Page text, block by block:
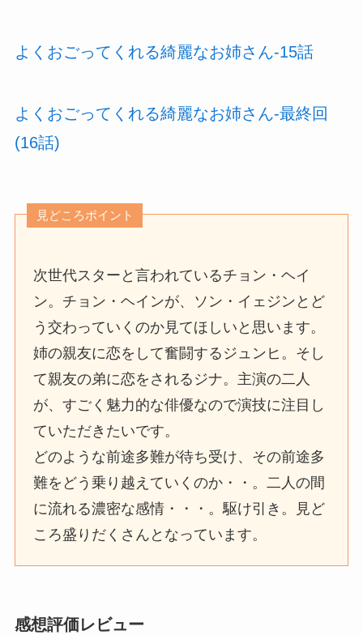
よくおごってくれる綺麗なお姉さん-15話
よくおごってくれる綺麗なお姉さん-最終回
(16話)
見どころポイント
次世代スターと言われているチョン・ヘイ
ン。チョン・ヘインが、ソン・イェジンとど
う交わっていくのか見てほしいと思います。
姉の親友に恋をして奮闘するジュンヒ。そし
て親友の弟に恋をされるジナ。主演の二人
が、すごく魅力的な俳優なので演技に注目し
ていただきたいです。
どのような前途多難が待ち受け、その前途多
難をどう乗り越えていくのか・・。二人の間
に流れる濃密な感情・・・。駆け引き。見ど
ころ盛りだくさんとなっています。
感想評価レビュー